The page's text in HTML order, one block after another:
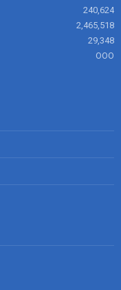
240,624
2,465,518
29,348
ООО